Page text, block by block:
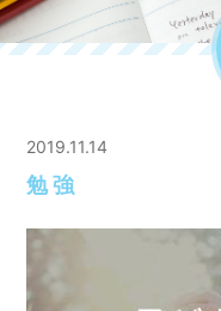
2019.11.14
勉強